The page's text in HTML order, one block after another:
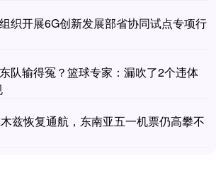
织开展6G创新发展部省协同试点专项行
队输得冤？篮球专家：漏吹了2个违体
兹恢复通航，东南亚五一机票仍高攀不